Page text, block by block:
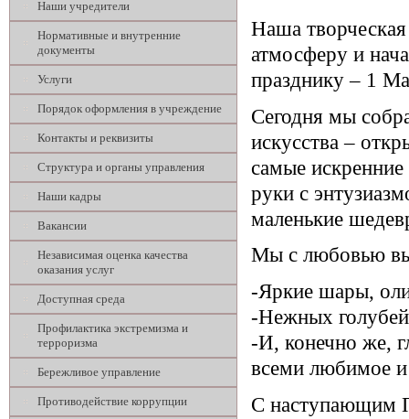
Наши учредители
Нормативные и внутренние
документы
Услуги
Порядок оформления в учреждение
Контакты и реквизиты
Структура и органы управления
Наши кадры
Вакансии
Независимая оценка качества
оказания услуг
Доступная среда
Профилактика экстремизма и
терроризма
Бережливое управление
Противодействие коррупции
Наша
атмосферу и
празднику – 1
Сегодня мы
искусства –
самые
руки с
маленькие
Мы с любовью
-Яркие шары,
-Нежных
-И, конечно же,
всеми любимое
С наступающим